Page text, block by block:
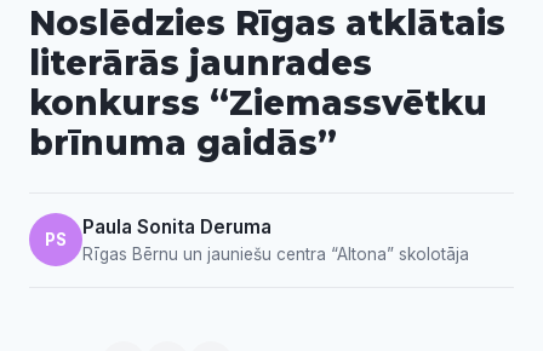
Noslēdzies Rīgas atklātais
literārās jaunrades
konkurss “Ziemassvētku
brīnuma gaidās”
PS
Paula Sonita Deruma
Rīgas Bērnu un jauniešu centra “Altona” skolotāja